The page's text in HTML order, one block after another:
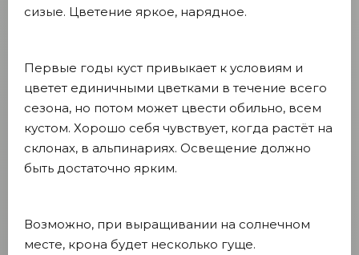
сизые. Цветение яркое, нарядное.
Первые годы куст привыкает к условиям и
цветет единичными цветками в течение всего
сезона, но потом может цвести обильно, всем
кустом. Хорошо себя чувствует, когда растёт на
склонах, в альпинариях. Освещение должно
быть достаточно ярким.
Возможно, при выращивании на солнечном
месте, крона будет несколько гуще.